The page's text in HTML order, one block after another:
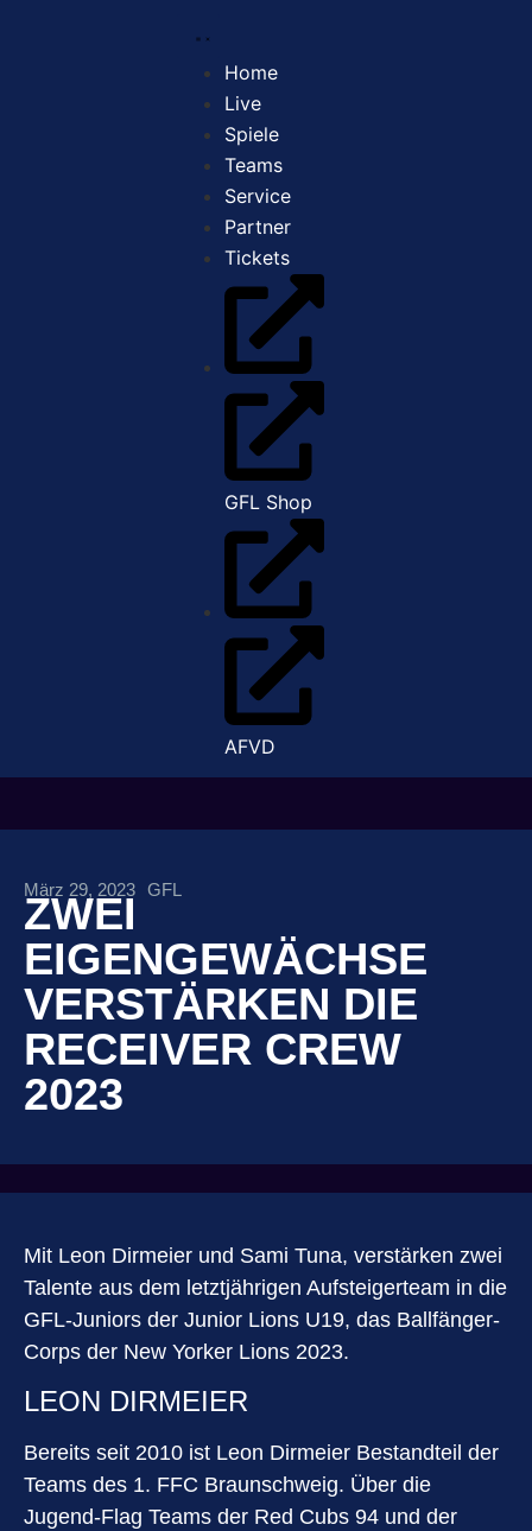
Home
Live
Spiele
Teams
Service
Partner
Tickets
GFL Shop
AFVD
März 29, 2023 GFL
ZWEI
EIGENGEWÄCHSE
VERSTÄRKEN DIE
RECEIVER CREW
2023
Mit Leon Dirmeier und Sami Tuna, verstärken zwei
Talente aus dem letztjährigen Aufsteigerteam in die
GFL-Juniors der Junior Lions U19, das Ballfänger-
Corps der New Yorker Lions 2023.
LEON DIRMEIER
Bereits seit 2010 ist Leon Dirmeier Bestandteil der
Teams des 1. FFC Braunschweig. Über die
Jugend-Flag Teams der Red Cubs 94 und der